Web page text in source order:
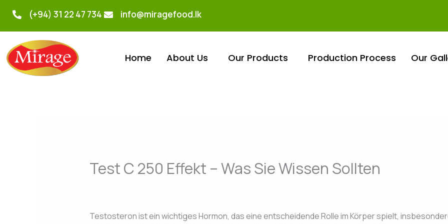
content
(+94) 31 22 47 734 info@miragefood.lk
Home About Us Our Products Production Process Our
Test C 250 Effekt – Was Sie Wissen Sollten
Testosteron ist ein wichtiges Hormon, das eine entscheidende Rolle im Körper spielt,